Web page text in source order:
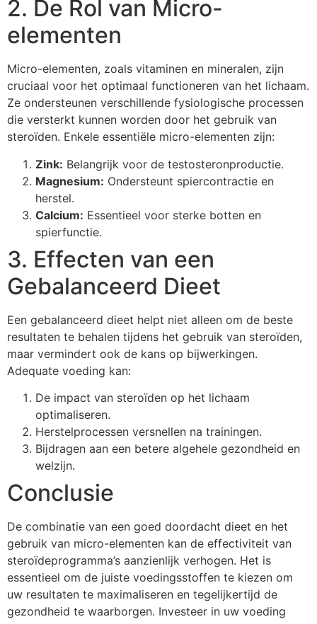
2. De Rol van Micro-
elementen
Micro-elementen, zoals vitaminen en mineralen, zijn
cruciaal voor het optimaal functioneren van het lichaam.
Ze ondersteunen verschillende fysiologische processen
die versterkt kunnen worden door het gebruik van
steroïden. Enkele essentiële micro-elementen zijn:
Zink: Belangrijk voor de testosteronproductie.
Magnesium: Ondersteunt spiercontractie en
herstel.
Calcium: Essentieel voor sterke botten en
spierfunctie.
3. Effecten van een
Gebalanceerd Dieet
Een gebalanceerd dieet helpt niet alleen om de beste
resultaten te behalen tijdens het gebruik van steroïden,
maar vermindert ook de kans op bijwerkingen.
Adequate voeding kan:
De impact van steroïden op het lichaam
optimaliseren.
Herstelprocessen versnellen na trainingen.
Bijdragen aan een betere algehele gezondheid en
welzijn.
Conclusie
De combinatie van een goed doordacht dieet en het
gebruik van micro-elementen kan de effectiviteit van
steroïdeprogramma’s aanzienlijk verhogen. Het is
essentieel om de juiste voedingsstoffen te kiezen om
uw resultaten te maximaliseren en tegelijkertijd de
gezondheid te waarborgen. Investeer in uw voeding